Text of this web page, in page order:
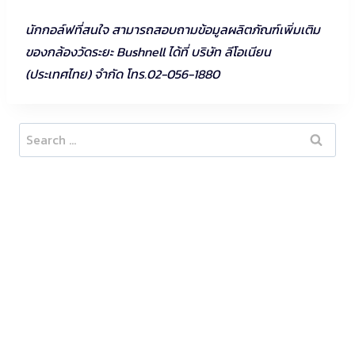
นักกอล์ฟที่สนใจ สามารถสอบถามข้อมูลผลิตภัณฑ์เพิ่มเติม
ของกล้องวัดระยะ Bushnell ได้ที่ บริษัท ลีโอเนียน
(ประเทศไทย) จํากัด โทร.02-056-1880
Search
for: